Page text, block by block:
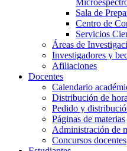
Sala de
Centro de
Servicios
Áreas de
Investigadores y
Afiliaciones
Docentes
Calendario
Distribución de
Pedido y
Páginas de materias
Administración de
Concursos docentes